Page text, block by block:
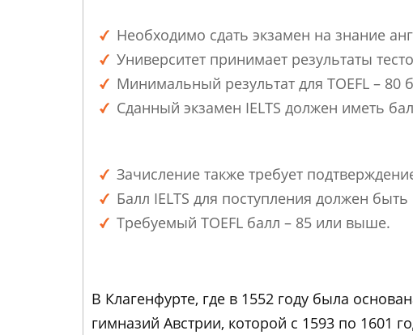
Необходимо сдать экзамен на знание
Университет принимает результаты
Минимальный результат для TOEFL – 80
Сданный экзамен IELTS должен иметь
Зачисление также требует
Балл IELTS для поступления должен
Требуемый TOEFL балл – 85 или выше.
В Клагенфурте, где в 1552 году была
гимназий Австрии, которой с 1593 по 1601